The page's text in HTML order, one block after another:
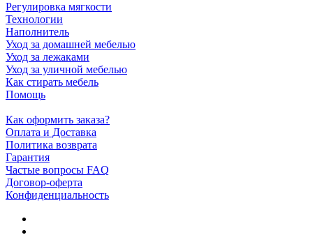
Регулировка мягкости
Технологии
Наполнитель
Уход за домашней мебелью
Уход за лежаками
Уход за уличной мебелью
Как стирать мебель
Помощь
Как оформить заказа?
Оплата и Доставка
Политика возврата
Гарантия
Частые вопросы FAQ
Договор-оферта
Конфиденциальность